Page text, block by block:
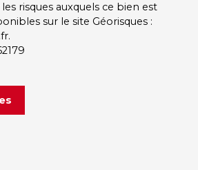
risques auxquels ce bien est
sur le site Géorisques :